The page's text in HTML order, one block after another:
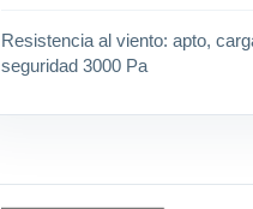
Resistencia al viento: apto,
seguridad 3000 Pa